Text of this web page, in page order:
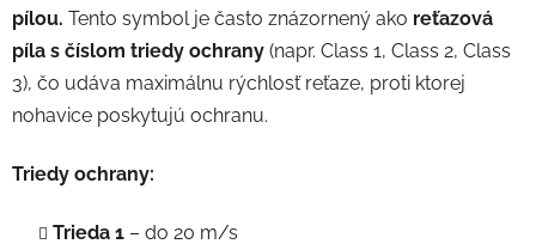
pílou. Tento symbol je často znázornený ako reťazová
píla s číslom triedy ochrany (napr. Class 1, Class 2, Class
3), čo udáva maximálnu rýchlosť reťaze, proti ktorej
nohavice poskytujú ochranu.
Triedy ochrany:
Trieda 1 – do 20 m/s